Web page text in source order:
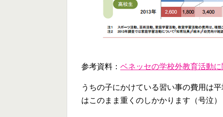
参考資料： ベネッセの学校外教育活動
うちの子にかけている習い事の費用は
はこのまま重くのしかかります（号泣）